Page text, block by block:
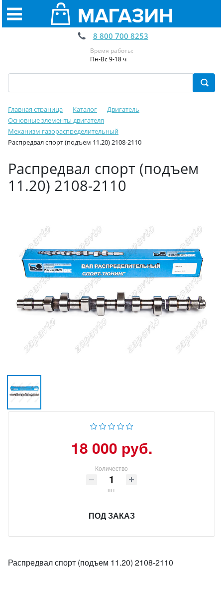
8 800 700 8253
Время работы:
Пн-Вс 9-18 ч
Главная страница Каталог
Двигатель
Основные элементы двигателя
Механизм газораспределительный
Распредвал спорт (подъем 11.20) 2108-2110
Распредвал спорт (подъем
11.20) 2108-2110
18 000 руб.
Количество
шт
ПОД ЗАКАЗ
Распредвал спорт (подъем 11.20) 2108-2110